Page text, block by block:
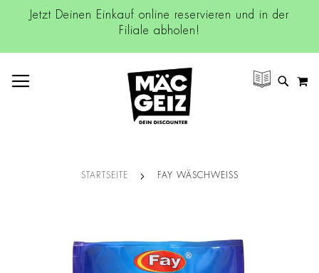
Jetzt Deinen Einkauf online reservieren und in der
Filiale abholen!
SUCHE
STARTSEITE FAY WÄSCHWEISS